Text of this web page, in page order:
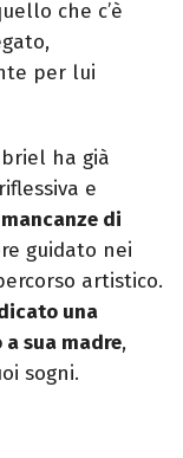
che c’è
per lui
ha già
e
di
guidato nei
artistico.
una
sua madre,
sogni.